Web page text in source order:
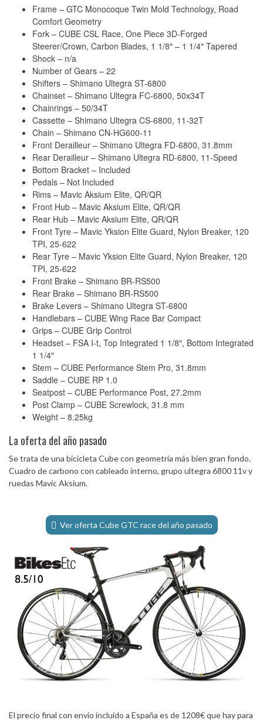
Frame – GTC Monocoque Twin Mold Technology, Road
Comfort Geometry
Fork – CUBE CSL Race, One Piece 3D-Forged
Steerer/Crown, Carbon Blades, 1 1/8″ – 1 1/4″ Tapered
Shock – n/a
Number of Gears – 22
Shifters – Shimano Ultegra ST-6800
Chainset – Shimano Ultegra FC-6800, 50x34T
Chainrings – 50/34T
Cassette – Shimano Ultegra CS-6800, 11-32T
Chain – Shimano CN-HG600-11
Front Derailleur – Shimano Ultegra FD-6800, 31.8mm
Rear Derailleur – Shimano Ultegra RD-6800, 11-Speed
Bottom Bracket – Included
Pedals – Not Included
Rims – Mavic Aksium Elite, QR/QR
Front Hub – Mavic Aksium Elite, QR/QR
Rear Hub – Mavic Aksium Elite, QR/QR
Front Tyre – Mavic Yksion Elite Guard, Nylon Breaker, 120
TPI, 25-622
Rear Tyre – Mavic Yksion Elite Guard, Nylon Breaker, 120
TPI, 25-622
Front Brake – Shimano BR-RS500
Rear Brake – Shimano BR-RS500
Brake Levers – Shimano Ultegra ST-6800
Handlebars – CUBE Wing Race Bar Compact
Grips – CUBE Grip Control
Headset – FSA I-t, Top Integrated 1 1/8″, Bottom Integrated
1 1/4″
Stem – CUBE Performance Stem Pro, 31.8mm
Saddle – CUBE RP 1.0
Seatpost – CUBE Performance Post, 27.2mm
Post Clamp – CUBE Screwlock, 31.8 mm
Weight – 8.25kg
La oferta del año pasado
Se trata de una bicicleta Cube con geometría más bien gran fondo.
Cuadro de carbono con cableado interno, grupo ultegra 6800 11v y
ruedas Mavic Aksium.
Ver oferta Cube GTC race del año pasado
El precio final con envio incluido a España es de 1208€ que hay para